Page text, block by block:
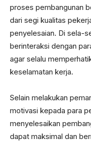
proses pembangunan
dari segi kualitas
penyelesaian. Di sela-
berinteraksi dengan
agar selalu
keselamatan kerja.
Selain melakukan
motivasi kepada para
menyelesaikan
dapat maksimal dan